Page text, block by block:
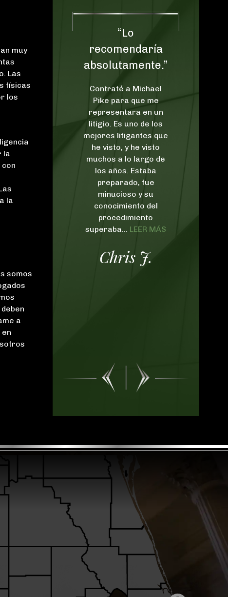
muy
Las
físicas
los
la
con
la
somos
a
recomendaría
Contraté a Michael
Pike para que me
he visto, y he visto
muchos a lo largo de
los años. Estaba
conocimiento del
“No podemos
expresar cuán
felices estamos
el placer de que
Pike & Lustig nos
represente.”
No podemos expresar
cuán felices estamos
placer de que Pike &
Lustig nos represente.
hasta el final, ambos
extremadamente